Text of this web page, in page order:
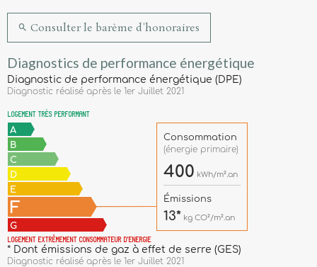
Consulter le barème d'honoraires
Diagnostics de performance énergétique